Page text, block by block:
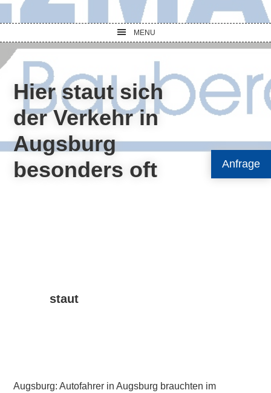
Anfrage
MENU
Hier staut sich
der Verkehr in
Augsburg
besonders oft
staut
Augsburg: Autofahrer in Augsburg brauchten im